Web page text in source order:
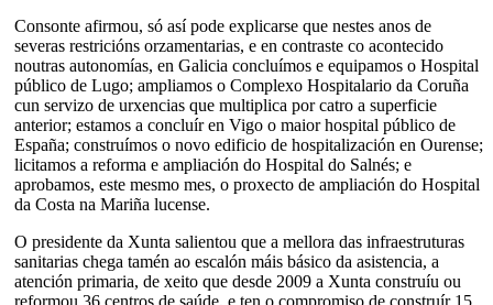
Consonte afirmou, só así pode explicarse que nestes anos de
severas restricións orzamentarias, e en contraste co acontecido
noutras autonomías, en Galicia concluímos e equipamos o Hospital
público de Lugo; ampliamos o Complexo Hospitalario da Coruña
cun servizo de urxencias que multiplica por catro a superficie
anterior; estamos a concluír en Vigo o maior hospital público de
España; construímos o novo edificio de hospitalización en Ourense;
licitamos a reforma e ampliación do Hospital do Salnés; e
aprobamos, este mesmo mes, o proxecto de ampliación do Hospital
da Costa na Mariña lucense.
O presidente da Xunta salientou que a mellora das infraestruturas
sanitarias chega tamén ao escalón máis básico da asistencia, a
atención primaria, de xeito que desde 2009 a Xunta construíu ou
reformou 36 centros de saúde, e ten o compromiso de construír 15